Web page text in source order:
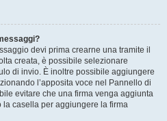
devi prima crearne una tramite il
creata, è possibile selezionare
di invio. È inoltre possibile aggiungere
l’apposita voce nel Pannello di
evitare che una firma venga aggiunta
casella per aggiungere la firma